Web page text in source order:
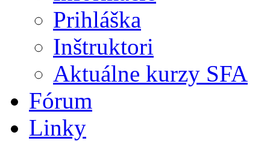
Prihláška
Inštruktori
Aktuálne kurzy SFA
Fórum
Linky